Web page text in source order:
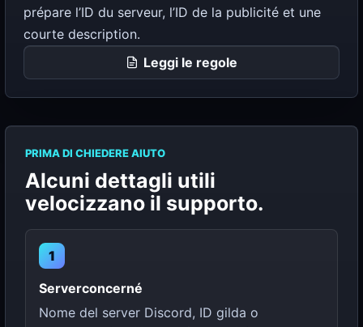
prépare l’ID du serveur, l’ID de la publicité et une
courte description.
Leggi le regole
PRIMA DI CHIEDERE AIUTO
Alcuni dettagli utili
velocizzano il supporto.
1
Serverconcerné
Nome del server Discord, ID gilda o